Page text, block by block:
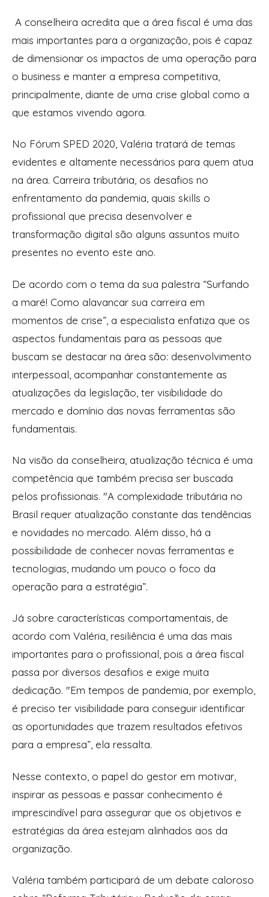
A conselheira acredita que a área fiscal é uma das
mais importantes para a organização, pois é capaz
de dimensionar os impactos de uma operação para
o business e manter a empresa competitiva,
principalmente, diante de uma crise global como a
que estamos vivendo agora.
No Fórum SPED 2020, Valéria tratará de temas
evidentes e altamente necessários para quem atua
na área. Carreira tributária, os desafios no
enfrentamento da pandemia, quais skills o
profissional que precisa desenvolver e
transformação digital são alguns assuntos muito
presentes no evento este ano.
De acordo com o tema da sua palestra “Surfando
a maré! Como alavancar sua carreira em
momentos de crise”, a especialista enfatiza que os
aspectos fundamentais para as pessoas que
buscam se destacar na área são: desenvolvimento
interpessoal, acompanhar constantemente as
atualizações da legislação, ter visibilidade do
mercado e domínio das novas ferramentas são
fundamentais.
Na visão da conselheira, atualização técnica é uma
competência que também precisa ser buscada
pelos profissionais. "A complexidade tributária no
Brasil requer atualização constante das tendências
e novidades no mercado. Além disso, há a
possibilidade de conhecer novas ferramentas e
tecnologias, mudando um pouco o foco da
operação para a estratégia”.
Já sobre características comportamentais, de
acordo com Valéria, resiliência é uma das mais
importantes para o profissional, pois a área fiscal
passa por diversos desafios e exige muita
dedicação. "Em tempos de pandemia, por exemplo,
é preciso ter visibilidade para conseguir identificar
as oportunidades que trazem resultados efetivos
para a empresa”, ela ressalta.
Nesse contexto, o papel do gestor em motivar,
inspirar as pessoas e passar conhecimento é
imprescindível para assegurar que os objetivos e
estratégias da área estejam alinhados aos da
organização.
Valéria também participará de um debate caloroso